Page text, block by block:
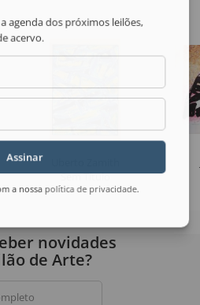
Sem Título
agenda dos próximos leilões,
acervo.
Assinar
a nossa política de privacidade.
novidades
de Arte?